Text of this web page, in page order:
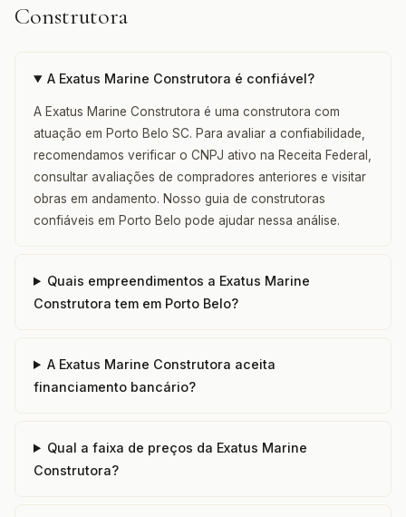
Construtora
A Exatus Marine Construtora é confiável?
A Exatus Marine Construtora é uma construtora com
atuação em Porto Belo SC. Para avaliar a confiabilidade,
recomendamos verificar o CNPJ ativo na Receita Federal,
consultar avaliações de compradores anteriores e visitar
obras em andamento. Nosso guia de construtoras
confiáveis em Porto Belo pode ajudar nessa análise.
Quais empreendimentos a Exatus Marine
Construtora tem em Porto Belo?
A Exatus Marine Construtora aceita
financiamento bancário?
Qual a faixa de preços da Exatus Marine
Construtora?